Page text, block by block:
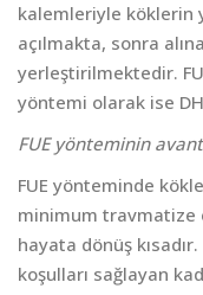
kalemleriyle köklerin
açılmakta, sonra
yerleştirilmektedir.
yöntemi olarak ise
FUE yönteminin
FUE yönteminde
minimum travmatize
hayata dönüş
koşulları sağlayan